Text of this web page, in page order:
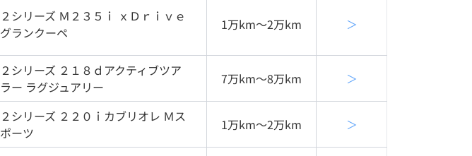
２シリーズ Ｍ２３５ｉ ｘＤｒｉｖｅ
グランクーペ
1万km〜2万km ＞
２シリーズ ２１８ｄアクティブツア
ラー ラグジュアリー
7万km〜8万km ＞
２シリーズ ２２０ｉカブリオレ Ｍス
ポーツ
1万km〜2万km ＞